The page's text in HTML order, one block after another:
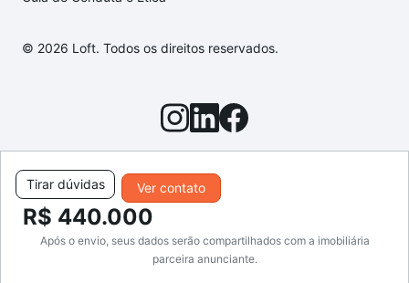
Ver contato
Tirar dúvidas
R$ 440.000
Após o envio, seus dados serão compartilhados com a imobiliária
parceira anunciante.
© 2026 Loft. Todos os direitos reservados.